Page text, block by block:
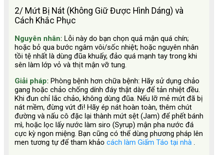
2/ Mứt Bị Nát (Không Giữ Được Hình Dáng) và
Cách Khắc Phục
Nguyên nhân: Lỗi này do bạn chọn quả mận quá chín;
hoặc bỏ qua bước ngâm vôi/sốc nhiệt; hoặc nguyên nhân
tồi tệ nhất là dùng đũa khuấy, đảo quá mạnh tay trong khi
sên làm lớp vỏ và thịt mận vỡ tung.
Giải pháp: Phòng bệnh hơn chữa bệnh: Hãy sử dụng chảo
gang hoặc chảo chống dính đáy thật dày để tản nhiệt đều.
Khi đun chỉ lắc chảo, không dùng đũa. Nếu lỡ mẻ mứt đã bị
nát mềm, đừng vứt đi! Hãy ép nát hoàn toàn, thêm chút
đường và nấu cô đặc lại thành mứt sệt (Jam) để phết bánh
mì, hoặc lọc lấy nước làm siro (Syrup) mận pha nước đá
cực kỳ ngon miệng. Bạn cũng có thể dùng phương pháp lên
men tương tự để tham khảo cách làm Giấm Táo tại nhà .